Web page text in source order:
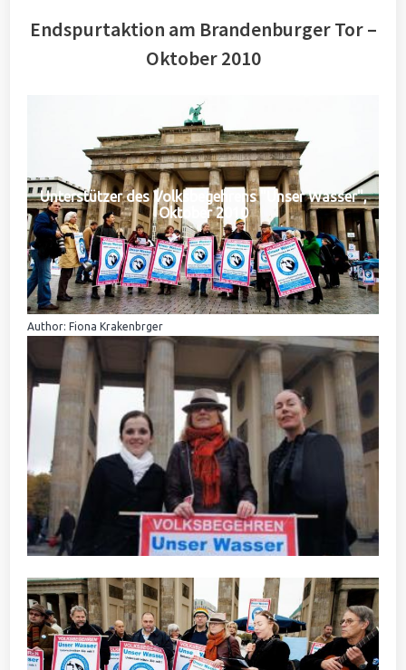
Endspurtaktion am Brandenburger Tor –
Oktober 2010
Unterstützer des Volksbegehrens "Unser Wasser",
Oktober 2010
Author: Fiona Krakenbrger